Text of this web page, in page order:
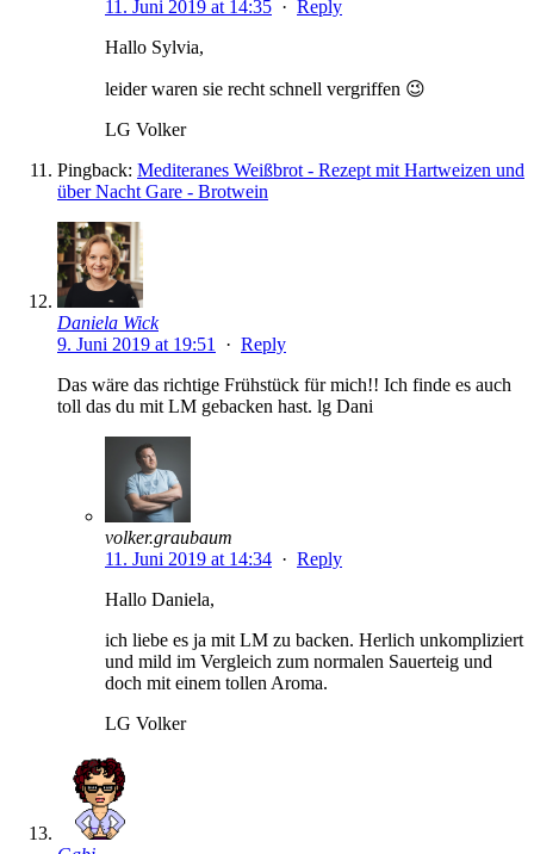
11. Juni 2019 at 14:35 · Reply
Hallo Sylvia,
leider waren sie recht schnell vergriffen 😉
LG Volker
Pingback: Mediteranes Weißbrot - Rezept mit Hartweizen und
über Nacht Gare - Brotwein
Daniela Wick
9. Juni 2019 at 19:51
· Reply
Das wäre das richtige Frühstück für mich!! Ich finde es auch
toll das du mit LM gebacken hast. lg Dani
volker.graubaum
11. Juni 2019 at 14:34 · Reply
Hallo Daniela,
ich liebe es ja mit LM zu backen. Herlich unkompliziert
und mild im Vergleich zum normalen Sauerteig und
doch mit einem tollen Aroma.
LG Volker